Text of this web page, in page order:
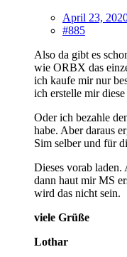
April 23,
#885
Also da gibt es
wie ORBX das
ich kaufe mir nur
ich erstelle mir diese
Oder ich bezahle
habe. Aber daraus
Sim selber und für
Dieses vorab
dann haut mir MS
wird das nicht sein.
viele Grüße
Lothar